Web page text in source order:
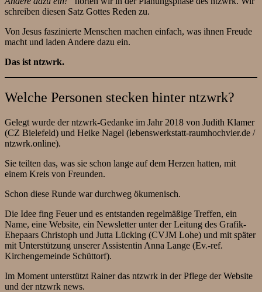
schreiben diesen Satz Gottes Reden zu.
Von Jesus faszinierte Menschen machen einfach, was ihnen Freude
macht und laden Andere dazu ein.
Das ist ntzwrk.
Welche Personen stecken hinter ntzwrk?
Gelegt wurde der ntzwrk-Gedanke im Jahr 2018 von Judith Klamer
(CZ Bielefeld) und Heike Nagel (lebenswerkstatt-raumhochvier.de /
ntzwrk.online).
Sie teilten das, was sie schon lange auf dem Herzen hatten, mit
einem Kreis von Freunden.
Schon diese Runde war durchweg ökumenisch.
Die Idee fing Feuer und es entstanden regelmäßige Treffen, ein
Name, eine Website, ein Newsletter unter der Leitung des Grafik-
Ehepaars Christoph und Jutta Lücking (CVJM Lohe) und mit später
mit Unterstützung unserer Assistentin Anna Lange (Ev.-ref.
Kirchengemeinde Schüttorf).
Im Moment unterstützt Rainer das ntzwrk in der Pflege der Website
und der ntzwrk news.